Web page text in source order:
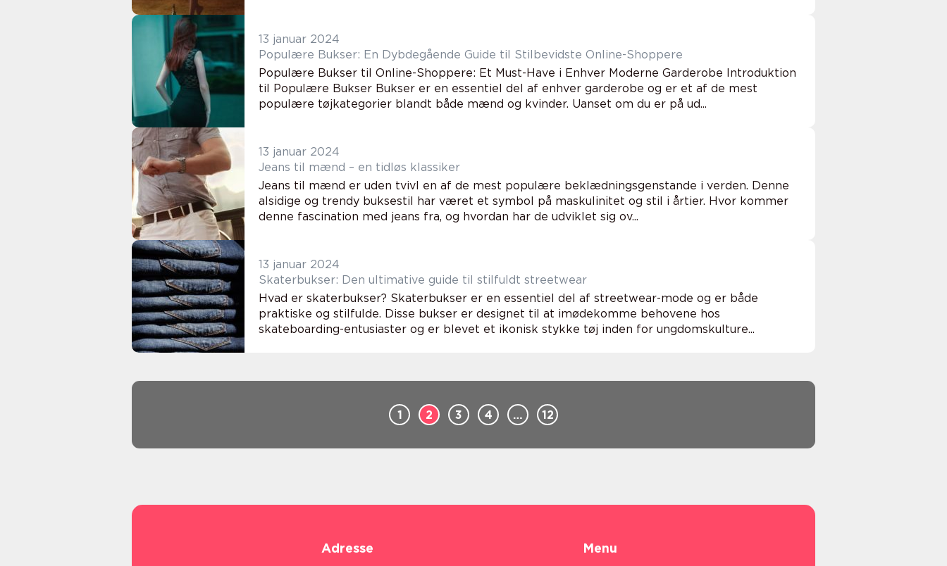
13 januar 2024
Populære Bukser: En Dybdegående Guide til Stilbevidste Online-Shoppere
Populære Bukser til Online-Shoppere: Et Must-Have i Enhver Moderne Garderobe Introduktion
til Populære Bukser Bukser er en essentiel del af enhver garderobe og er et af de mest
populære tøjkategorier blandt både mænd og kvinder. Uanset om du er på ud...
13 januar 2024
Jeans til mænd – en tidløs klassiker
Jeans til mænd er uden tvivl en af de mest populære beklædningsgenstande i verden. Denne
alsidige og trendy buksestil har været et symbol på maskulinitet og stil i årtier. Hvor kommer
denne fascination med jeans fra, og hvordan har de udviklet sig ov...
13 januar 2024
Skaterbukser: Den ultimative guide til stilfuldt streetwear
Hvad er skaterbukser? Skaterbukser er en essentiel del af streetwear-mode og er både
praktiske og stilfulde. Disse bukser er designet til at imødekomme behovene hos
skateboarding-entusiaster og er blevet et ikonisk stykke tøj inden for ungdomskulture...
1 2 3 4 … 12
Adresse Menu